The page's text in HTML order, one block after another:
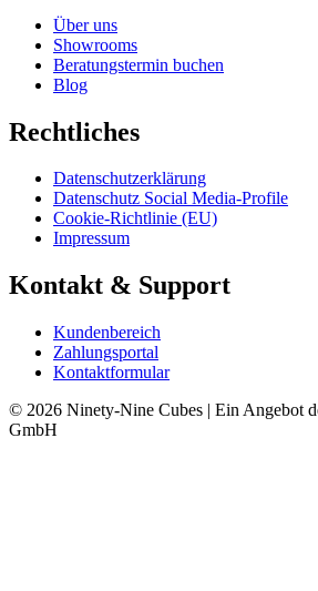
Über uns
Showrooms
Beratungstermin buchen
Blog
Rechtliches
Datenschutzerklärung
Datenschutz Social Media-Profile
Cookie-Richtlinie (EU)
Impressum
Kontakt & Support
Kundenbereich
Zahlungsportal
Kontaktformular
© 2026 Ninety-Nine Cubes | Ein Angebot
GmbH